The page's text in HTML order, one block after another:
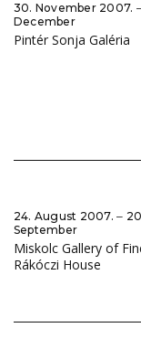
30. November 2007. ‒
December
Pintér Sonja Galéria
24. August 2007. ‒
September
Miskolc Gallery of
Rákóczi House